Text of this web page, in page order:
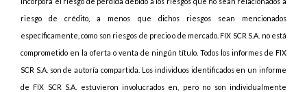
riesgo de crédito, a menos que dichos riesgos sean mencionados
específicamente, como son riesgos de precio o de mercado. FIX SCR S.A. no está
comprometido en la oferta o venta de ningún título. Todos los informes de FIX
SCR S.A. son de autoría compartida. Los individuos identificados en un informe
de FIX SCR S.A. estuvieron involucrados en, pero no son individualmente